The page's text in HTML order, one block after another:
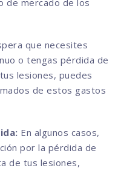
de mercado de los
que necesites
o tengas pérdida de
lesiones, puedes
de estos gastos
En algunos casos,
por la pérdida de
de tus lesiones,